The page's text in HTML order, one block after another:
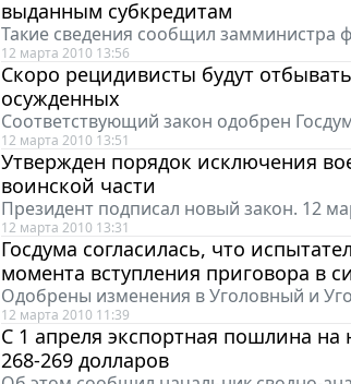
выданным субкредитам
Такие сведения сообщил замминистра
12 марта 2010 13:56
Скоро рецидивисты будут
осужденных
Соответствующий закон одобрен
12 марта 2010 13:51
Утвержден порядок исключения
воинской части
Президент подписал новый закон. 12
12 марта 2010 13:31
Госдума согласилась, что
момента вступления приговора в
Одобрены изменения в Уголовный и
12 марта 2010 11:39
С 1 апреля экспортная пошлина
268-269 долларов